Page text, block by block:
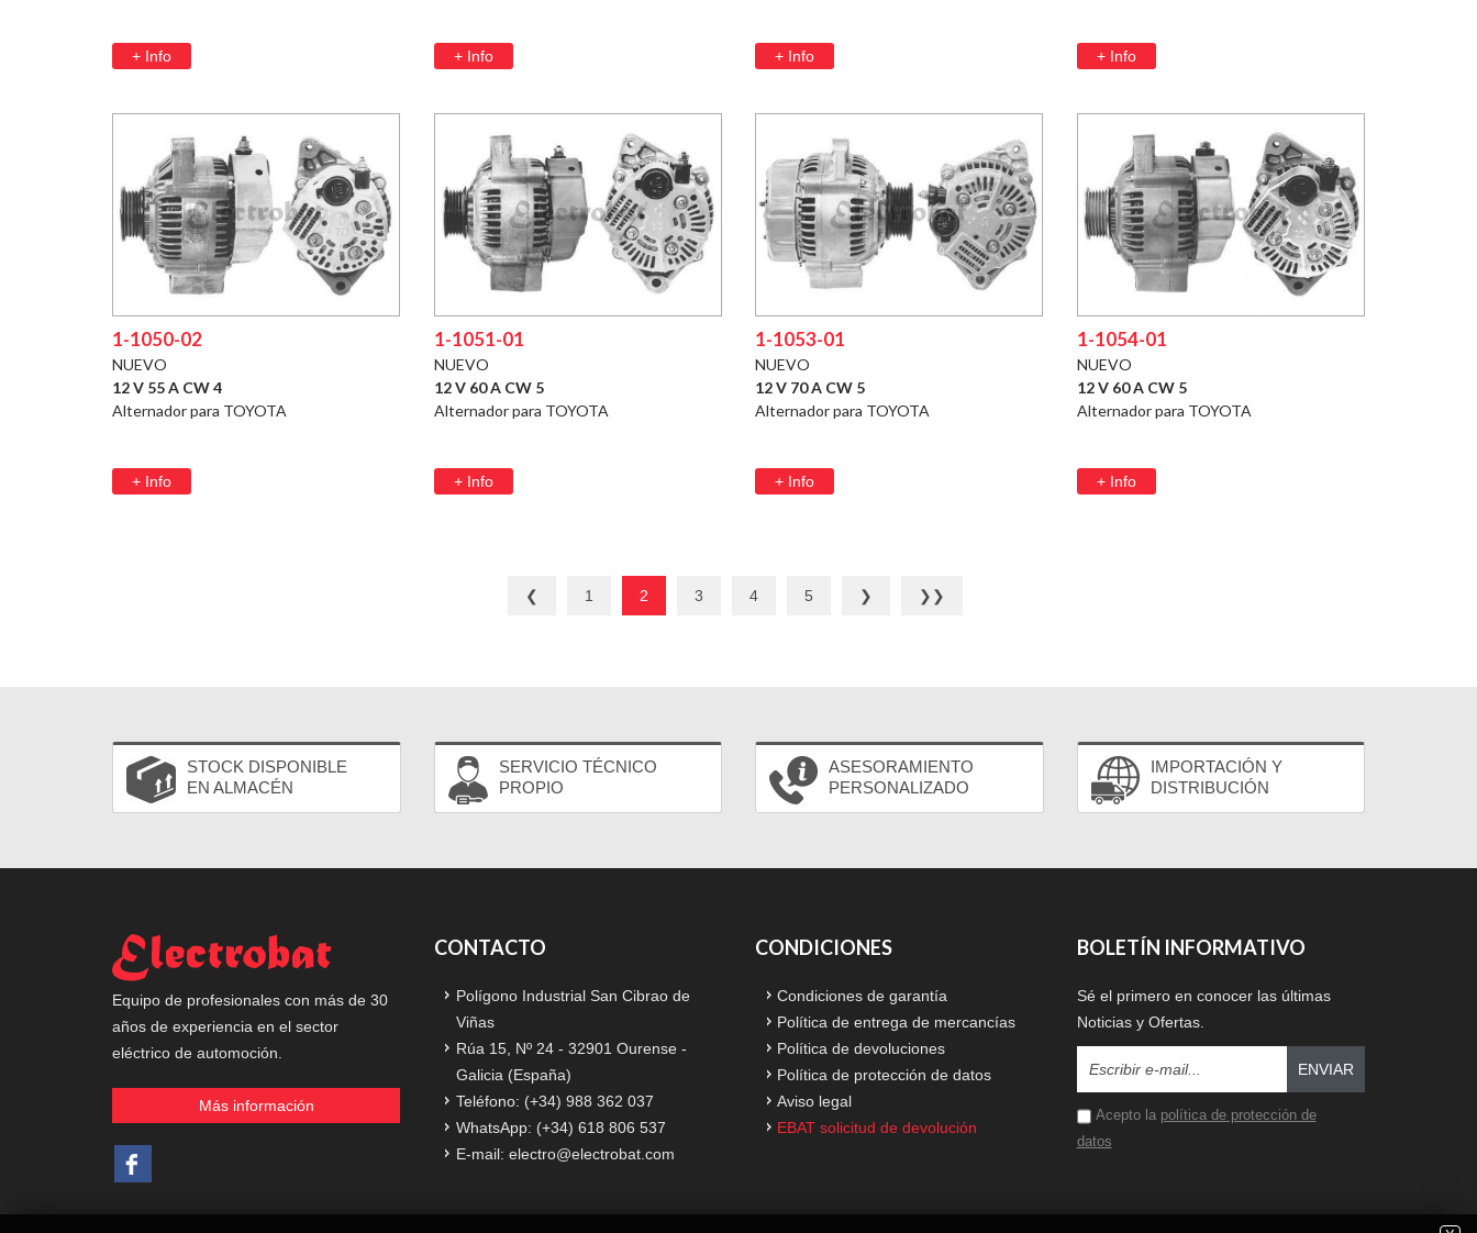
+ Info + Info + Info + Info
1-1050-02
NUEVO
12 V 55 A CW 4
Alternador para TOYOTA
+ Info
1-1051-01
NUEVO
12 V 60 A CW 5
Alternador para TOYOTA
+ Info
1-1053-01
NUEVO
12 V 70 A CW 5
Alternador para TOYOTA
+ Info
1-1054-01
NUEVO
12 V 60 A CW 5
Alternador para TOYOTA
+ Info
❮ 1 2 3 4 5 ❯ ❯❯
STOCK DISPONIBLE
EN ALMACÉN
SERVICIO TÉCNICO
PROPIO
ASESORAMIENTO
PERSONALIZADO
IMPORTACIÓN Y
DISTRIBUCIÓN
Equipo de profesionales con más de 30
años de experiencia en el sector
eléctrico de automoción.
Más información
CONTACTO
Polígono Industrial San Cibrao de
Viñas
Rúa 15, Nº 24 - 32901 Ourense -
Galicia (España)
Teléfono: (+34) 988 362 037
WhatsApp: (+34) 618 806 537
E-mail: electro@electrobat.com
CONDICIONES
Condiciones de garantía
Política de entrega de mercancías
Política de devoluciones
Política de protección de datos
Aviso legal
EBAT solicitud de devolución
BOLETÍN INFORMATIVO
Sé el primero en conocer las últimas
Noticias y Ofertas.
ENVIAR
Acepto la política de protección de
datos